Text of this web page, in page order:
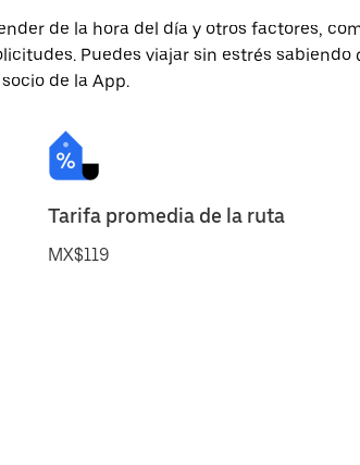
de la hora del día y otros factores,
Puedes viajar sin estrés sabiendo
de la App.
Tarifa promedia de la ruta
MX$119